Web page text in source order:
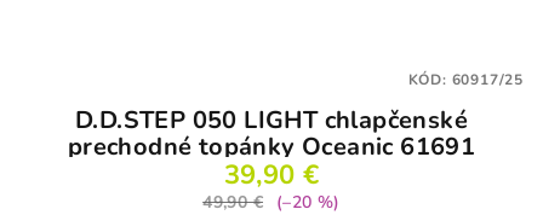
D.D.STEP 050 LIGHT chlapčenské
prechodné topánky Oceanic 61691
39,90 €
49,90 €
(–20 %)
KÓD: 60917/25